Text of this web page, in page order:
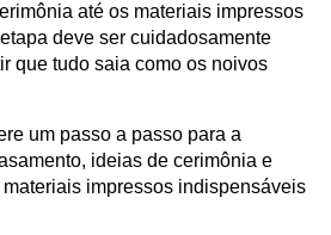
até os materiais impressos
deve ser cuidadosamente
que tudo saia como os noivos
um passo a passo para a
ideias de cerimônia e
impressos indispensáveis